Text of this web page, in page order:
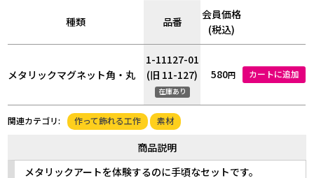
種類 品番
会員価格
(税込)
メタリックマグネット角・丸
1-11127-01
(旧 11-127)
在庫あり
580円 カートに追加
関連カテゴリ: 作って飾れる工作 素材
商品説明
メタリックアートを体験するのに手頃なセットです。